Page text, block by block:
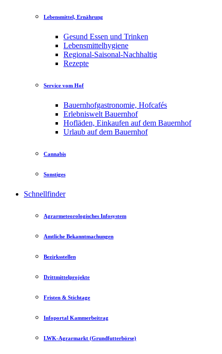
Lebensmittel, Ernährung
Gesund Essen und Trinken
Lebensmittelhygiene
Regional-Saisonal-Nachhaltig
Rezepte
Service vom Hof
Bauernhofgastronomie, Hofcafés
Erlebniswelt Bauernhof
Hofläden, Einkaufen auf dem Bauernhof
Urlaub auf dem Bauernhof
Cannabis
Sonstiges
Schnellfinder
Agrarmeteorologisches Infosystem
Amtliche Bekanntmachungen
Bezirksstellen
Drittmittelprojekte
Fristen & Stichtage
Infoportal Kammerbeitrag
LWK-Agrarmarkt (Grundfutterbörse)